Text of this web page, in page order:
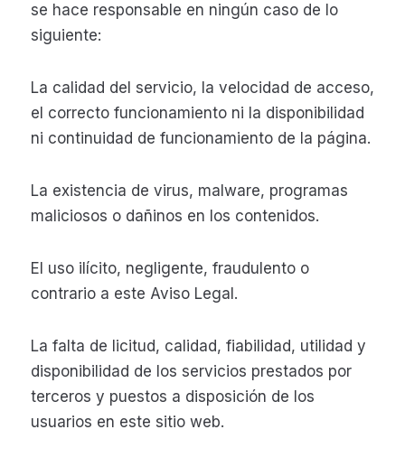
se hace responsable en ningún caso de lo
siguiente:
La calidad del servicio, la velocidad de acceso,
el correcto funcionamiento ni la disponibilidad
ni continuidad de funcionamiento de la página.
La existencia de virus, malware, programas
maliciosos o dañinos en los contenidos.
El uso ilícito, negligente, fraudulento o
contrario a este Aviso Legal.
La falta de licitud, calidad, fiabilidad, utilidad y
disponibilidad de los servicios prestados por
terceros y puestos a disposición de los
usuarios en este sitio web.